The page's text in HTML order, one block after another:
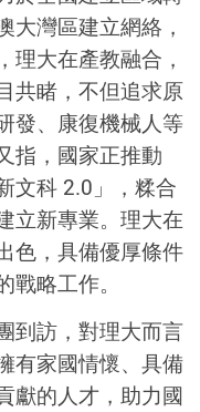
大灣區建立網絡，
理大在產教融合，
共睹，不但追求原
發、康復機械人等
指，國家正推動
文科 2.0」，糅合
立新專業。理大在
色，具備優厚條件
略工作。
到訪，對理大而言
有家國情懷、具備
獻的人才，助力國